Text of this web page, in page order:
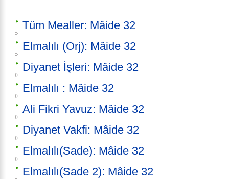
Tüm Mealler: Mâide 32
Elmalılı (Orj): Mâide 32
Diyanet İşleri: Mâide 32
Elmalılı : Mâide 32
Ali Fikri Yavuz: Mâide 32
Diyanet Vakfi: Mâide 32
Elmalılı(Sade): Mâide 32
Elmalılı(Sade 2): Mâide 32